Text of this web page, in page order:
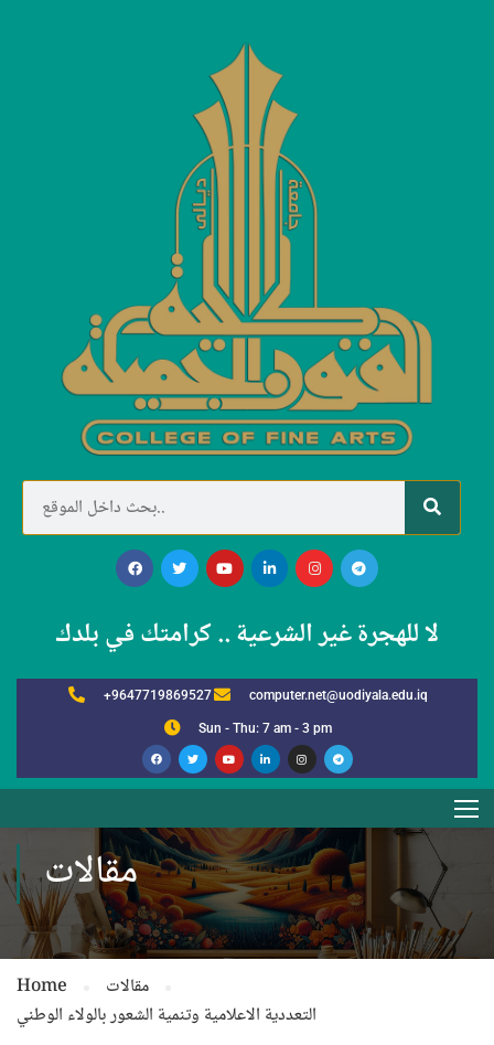
لا للهجرة غير الشرعية .. كرامتك في بلدك
+9647719869527 computer.net@uodiyala.edu.iq
Sun - Thu: 7 am - 3 pm
مقالات
Home
مقالات
التعددية الاعلامية وتنمية الشعور بالولاء الوطني